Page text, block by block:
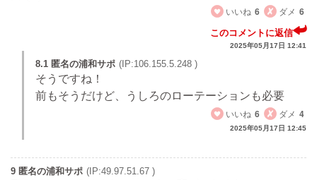
いいね 6 ダメ 6
このコメントに返信
2025年05月17日 12:41
8.1 匿名の浦和サポ (IP:106.155.5.248 )
そうですね！
前もそうだけど、うしろのローテーションも必要
いいね 6 ダメ 4
2025年05月17日 12:45
9 匿名の浦和サポ (IP:49.97.51.67 )